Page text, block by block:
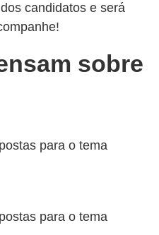
candidatos e será
sobre
para o tema
para o tema